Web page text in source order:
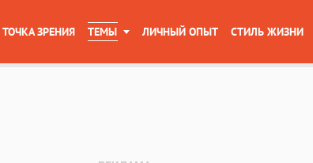
ТОЧКА ЗРЕНИЯ ТЕМЫ ЛИЧНЫЙ ОПЫТ СТИЛЬ ЖИЗНИ